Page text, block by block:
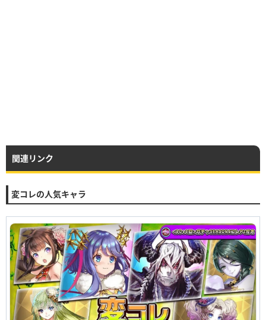
関連リンク
変コレの人気キャラ